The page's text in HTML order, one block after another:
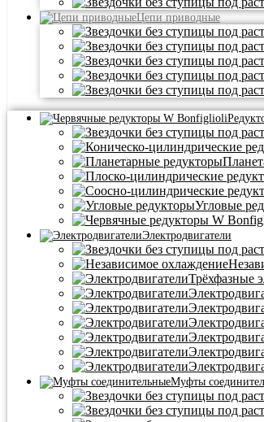
Цепи приводные
Угловые
Электродвигатели
Трёхфазные
Муфты